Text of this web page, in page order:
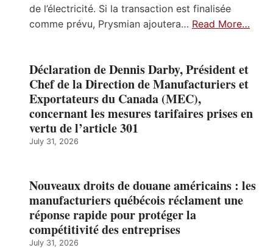
de l’électricité. Si la transaction est finalisée
comme prévu, Prysmian ajoutera… Read More…
Déclaration de Dennis Darby, Président et
Chef de la Direction de Manufacturiers et
Exportateurs du Canada (MEC),
concernant les mesures tarifaires prises en
vertu de l’article 301
July 31, 2026
Nouveaux droits de douane américains : les
manufacturiers québécois réclament une
réponse rapide pour protéger la
compétitivité des entreprises
July 31, 2026